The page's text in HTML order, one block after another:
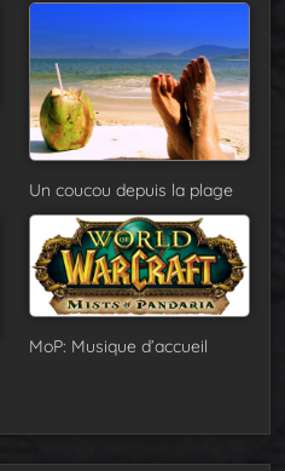
Un coucou depuis la plage
MoP: Musique d’accueil